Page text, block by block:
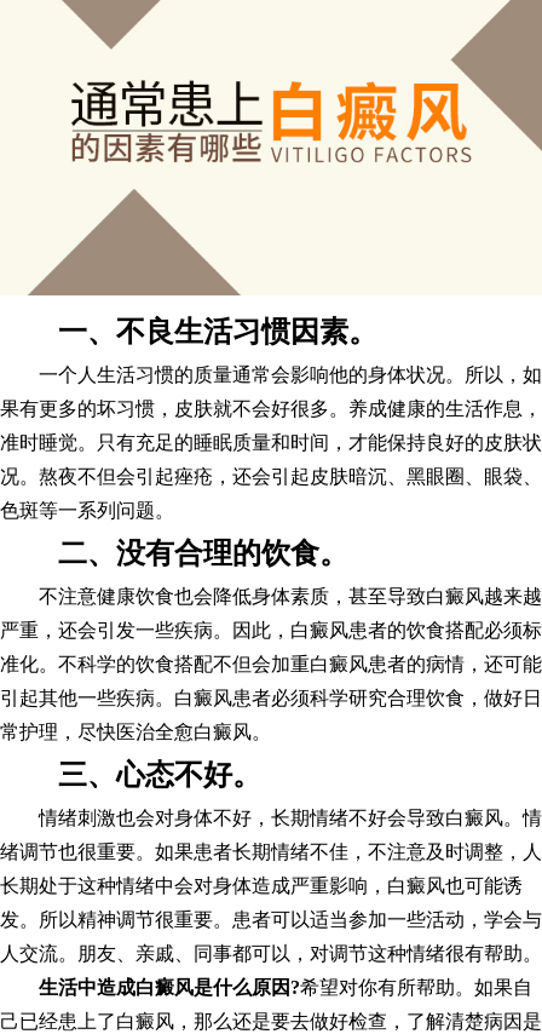
一、不良生活习惯因素。
一个人生活习惯的质量通常会影响他的身体状况。所以，如
果有更多的坏习惯，皮肤就不会好很多。养成健康的生活作息，
准时睡觉。只有充足的睡眠质量和时间，才能保持良好的皮肤状
况。熬夜不但会引起痤疮，还会引起皮肤暗沉、黑眼圈、眼袋、
色斑等一系列问题。
二、没有合理的饮食。
不注意健康饮食也会降低身体素质，甚至导致白癜风越来越
严重，还会引发一些疾病。因此，白癜风患者的饮食搭配必须标
准化。不科学的饮食搭配不但会加重白癜风患者的病情，还可能
引起其他一些疾病。白癜风患者必须科学研究合理饮食，做好日
常护理，尽快医治全愈白癜风。
三、心态不好。
情绪刺激也会对身体不好，长期情绪不好会导致白癜风。情
绪调节也很重要。如果患者长期情绪不佳，不注意及时调整，人
长期处于这种情绪中会对身体造成严重影响，白癜风也可能诱
发。所以精神调节很重要。患者可以适当参加一些活动，学会与
人交流。朋友、亲戚、同事都可以，对调节这种情绪很有帮助。
生活中造成白癜风是什么原因?希望对你有所帮助。如果自
己已经患上了白癜风，那么还是要去做好检查，了解清楚病因是